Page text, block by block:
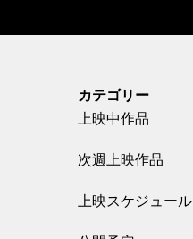
カテゴリー
上映中作品
次週上映作品
上映スケジュール